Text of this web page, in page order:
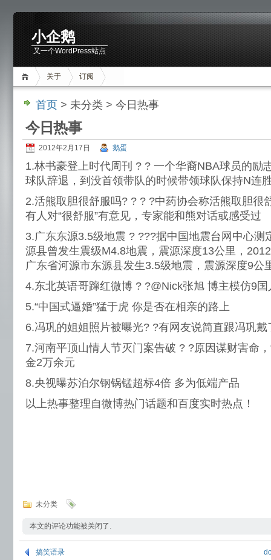
小企鹅
又一个WordPress站点
关于 订阅
首页 > 未分类 > 今日热事
今日热事
2012年2月17日 鹅蛋
1.林书豪登上时代周刊 ? ? 一个华裔NBA球员的励
球队辞退，到没首领带队的时候带领球队保持N连
2.活熊取胆很舒服吗? ? ? ?中药协会称活熊取胆很
有人对“很舒服”有意见，专家能和熊对话或感受过
3.广东东源3.5级地震 ? ???据中国地震台网中心测
源县曾发生震级M4.8地震，震源深度13公里，
广东省河源市东源县发生3.5级地震，震源深度9公
4.东北英语哥蹿红微博 ? ?@Nick张旭 博主模仿9
5.“中国式逼婚”猛于虎 你是否在相亲的路上
6.冯巩的姐姐照片被曝光? ?有网友说简直跟冯巩戴
7.河南平顶山情人节灭门案告破 ? ?原因谋财害命
金2万余元
8.央视曝苏泊尔钢锅锰超标4倍 多为低端产品
以上热事整理自微博热门话题和百度实时热点！
未分类
本文的评论功能被关闭了.
搞笑语录